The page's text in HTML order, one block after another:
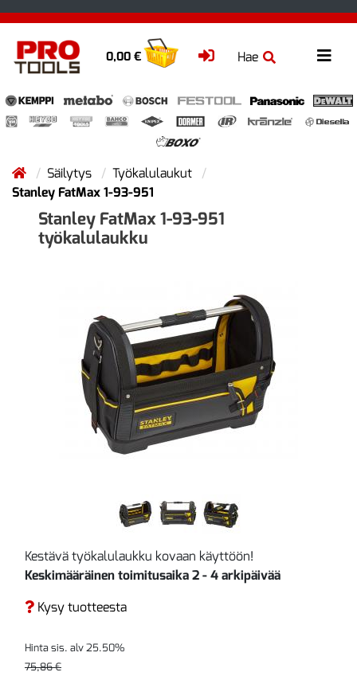
Hae
0,00 €
Säilytys
Työkalulaukut
Stanley FatMax 1-93-951
Stanley FatMax 1-93-951
työkalulaukku
Kestävä työkalulaukku kovaan käyttöön!
Keskimääräinen toimitusaika 2 - 4 arkipäivää
Kysy tuotteesta
Hinta sis. alv 25.50%
75,86 €